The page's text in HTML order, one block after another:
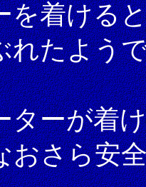
を着ける
れたよう
ターが着
おさら安